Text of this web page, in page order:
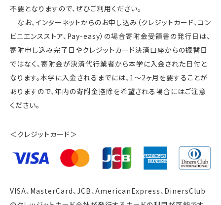
不要となりますので、ぜひご利用ください。
なお、インターネットからのお申し込み（クレジットカード、コン
ビニエンスストア、Pay-easy）の場合寄附金受領書の発行日は、
寄附申し込み完了日やクレジットカード決済口座からの振替日
ではなく、寄附金が決済代行業者から本学に入金された日付と
なります。本学に入金されるまでには、1～2ヶ月を要することが
ありますので、年内の寄附金控除を希望される場合にはご注意
ください。
＜クレジットカード＞
VISA、MasterCard、JCB、AmericanExpress、DinersClub